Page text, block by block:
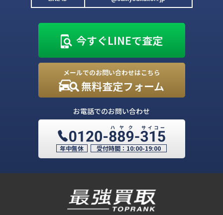
今すぐLINEで査定
メールでのお問い合わせはこちら
無料査定フォーム
お電話でのお問い合わせ
年中無休 受付時間： 10:00-19:00